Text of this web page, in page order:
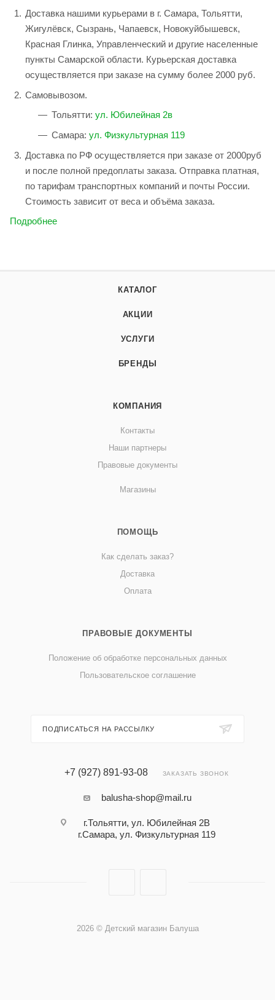
Доставка нашими курьерами в г. Самара, Тольятти,
Жигулёвск, Сызрань, Чапаевск, Новокуйбышевск,
Красная Глинка, Управленческий и другие населенные
пункты Самарской области. Курьерская доставка
осуществляется при заказе на сумму более 2000 руб.
Самовывозом.
Тольятти: ул. Юбилейная 2в
Самара: ул. Физкультурная 119
Доставка по РФ осуществляется при заказе от 2000руб
и после полной предоплаты заказа. Отправка платная,
по тарифам транспортных компаний и почты России.
Стоимость зависит от веса и объёма заказа.
Подробнее
КАТАЛОГ
АКЦИИ
УСЛУГИ
БРЕНДЫ
КОМПАНИЯ
Контакты
Наши партнеры
Правовые документы
Магазины
ПОМОЩЬ
Как сделать заказ?
Доставка
Оплата
ПРАВОВЫЕ ДОКУМЕНТЫ
Положение об обработке персональных данных
Пользовательское соглашение
ПОДПИСАТЬСЯ НА РАССЫЛКУ
+7 (927) 891-93-08 ЗАКАЗАТЬ ЗВОНОК
balusha-shop@mail.ru
г.Тольятти, ул. Юбилейная 2В
г.Самара, ул. Физкультурная 119
2026 © Детский магазин Балуша